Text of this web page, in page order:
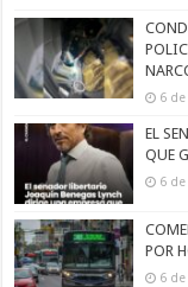
6
EL
QUE
6
POR
6